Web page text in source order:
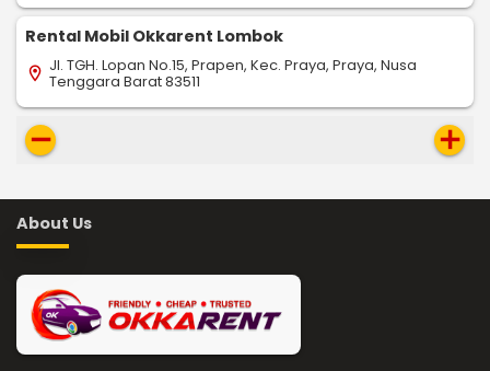
Rental Mobil Okkarent Lombok
location_on Jl. TGH. Lopan No.15, Prapen, Kec. Praya, Praya, Nusa
Tenggara Barat 83511
remove add
About Us